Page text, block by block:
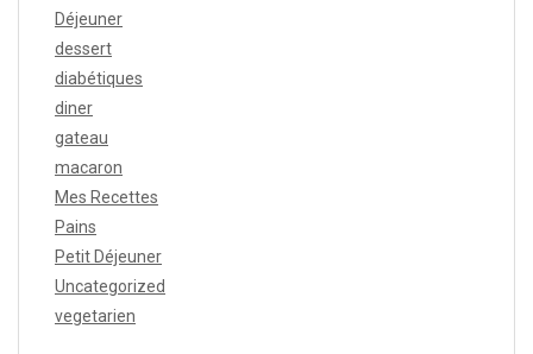
Déjeuner
dessert
diabétiques
diner
gateau
macaron
Mes Recettes
Pains
Petit Déjeuner
Uncategorized
vegetarien